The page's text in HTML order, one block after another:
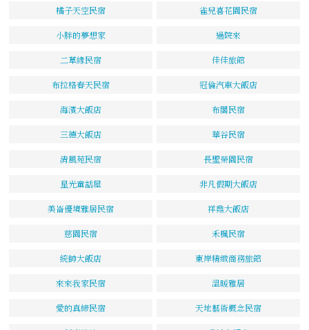
橘子天空民宿 雀兒喜花園民宿
小胖的夢想家 過院來
二草緣民宿 佳佳旅館
布拉格春天民宿 冠倫汽車大飯店
海濱大飯店 布閣民宿
三德大飯店 華谷民宿
清風苑民宿 長聖榮園民宿
星光童話屋 非凡假期大飯店
美崙優境雅居民宿 祥鼎大飯店
慈園民宿 禾楓民宿
統帥大飯店 東岸精緻商務旅館
來來我家民宿 溫暖雅居
愛的真締民宿 天地藝術概念民宿